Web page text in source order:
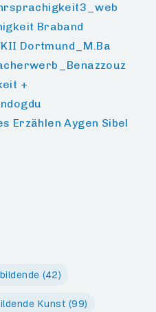
Braband
Dortmund_M.Ba
+
Erzählen Aygen Sibel
(42)
Kunst (99)